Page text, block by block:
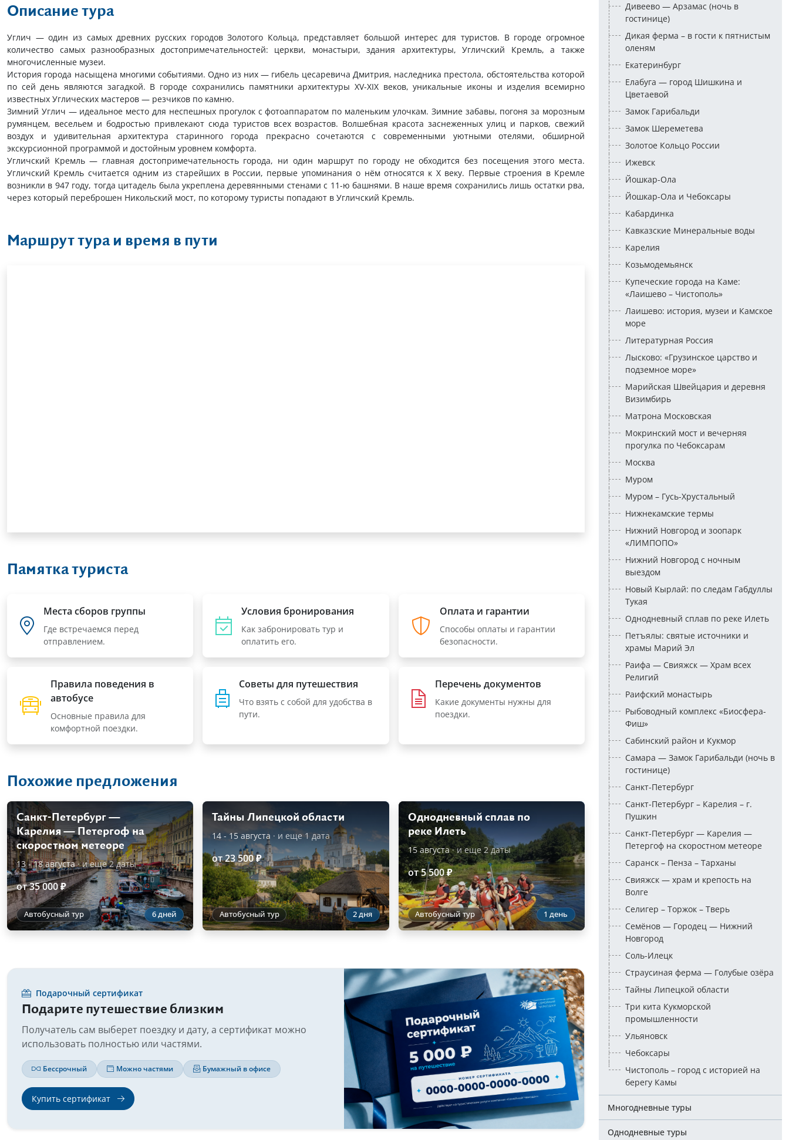
Описание тура
Углич — один из самых древних русских городов Золотого Кольца, представляет большой интерес для туристов. В городе огромное
количество самых разнообразных достопримечательностей: церкви, монастыри, здания архитектуры, Угличский Кремль, а также
многочисленные музеи.
История города насыщена многими событиями. Одно из них — гибель цесаревича Дмитрия, наследника престола, обстоятельства которой
по сей день являются загадкой. В городе сохранились памятники архитектуры XV-XIX веков, уникальные иконы и изделия всемирно
известных Углических мастеров — резчиков по камню.
Зимний Углич — идеальное место для неспешных прогулок с фотоаппаратом по маленьким улочкам. Зимние забавы, погоня за морозным
румянцем, весельем и бодростью привлекают сюда туристов всех возрастов. Волшебная красота заснеженных улиц и парков, свежий
воздух и удивительная архитектура старинного города прекрасно сочетаются с современными уютными отелями, обширной
экскурсионной программой и достойным уровнем комфорта.
Угличский Кремль — главная достопримечательность города, ни один маршрут по городу не обходится без посещения этого места.
Угличский Кремль считается одним из старейших в России, первые упоминания о нём относятся к X веку. Первые строения в Кремле
возникли в 947 году, тогда цитадель была укреплена деревянными стенами с 11-ю башнями. В наше время сохранились лишь остатки рва,
через который переброшен Никольский мост, по которому туристы попадают в Угличский Кремль.
Маршрут тура и время в пути
Памятка туриста
Места сборов группы
Где встречаемся перед
отправлением.
Условия бронирования
Как забронировать тур и
оплатить его.
Оплата и гарантии
Способы оплаты и гарантии
безопасности.
Правила поведения в
автобусе
Основные правила для
комфортной поездки.
Советы для путешествия
Что взять с собой для удобства в
пути.
Перечень документов
Какие документы нужны для
поездки.
Похожие предложения
Санкт-Петербург —
Карелия — Петергоф на
скоростном метеоре
13 - 18 августа· и еще 2 даты
от 35 000 ₽
Автобусный тур 6 дней
Тайны Липецкой области
14 - 15 августа · и еще 1 дата
от 23 500 ₽
Автобусный тур 2 дня
Однодневный сплав по
реке Илеть
15 августа· и еще 2 даты
от 5 500 ₽
Автобусный тур 1 день
Подарочный сертификат
Подарите путешествие близким
Получатель сам выберет поездку и дату, а сертификат можно
использовать полностью или частями.
Бессрочный Можно частями Бумажный в офисе
Купить сертификат
Дивеево — Арзамас (ночь в
гостинице)
Дикая ферма – в гости к пятнистым
оленям
Екатеринбург
Елабуга — город Шишкина и
Цветаевой
Замок Гарибальди
Замок Шереметева
Золотое Кольцо России
Ижевск
Йошкар-Ола
Йошкар-Ола и Чебоксары
Кабардинка
Кавказские Минеральные воды
Карелия
Козьмодемьянск
Купеческие города на Каме:
«Лаишево – Чистополь»
Лаишево: история, музеи и Камское
море
Литературная Россия
Лысково: «Грузинское царство и
подземное море»
Марийская Швейцария и деревня
Визимбирь
Матрона Московская
Мокринский мост и вечерняя
прогулка по Чебоксарам
Москва
Муром
Муром – Гусь-Хрустальный
Нижнекамские термы
Нижний Новгород и зоопарк
«ЛИМПОПО»
Нижний Новгород с ночным
выездом
Новый Кырлай: по следам Габдуллы
Тукая
Однодневный сплав по реке Илеть
Петъялы: святые источники и
храмы Марий Эл
Раифа — Свияжск — Храм всех
Религий
Раифский монастырь
Рыбоводный комплекс «Биосфера-
Фиш»
Сабинский район и Кукмор
Самара — Замок Гарибальди (ночь в
гостинице)
Санкт-Петербург
Санкт-Петербург – Карелия – г.
Пушкин
Санкт-Петербург — Карелия —
Петергоф на скоростном метеоре
Саранск – Пенза – Тарханы
Свияжск — храм и крепость на
Волге
Селигер – Торжок – Тверь
Семёнов — Городец — Нижний
Новгород
Соль-Илецк
Страусиная ферма — Голубые озёра
Тайны Липецкой области
Три кита Кукморской
промышленности
Ульяновск
Чебоксары
Чистополь – город с историей на
берегу Камы
Многодневные туры
Однодневные туры